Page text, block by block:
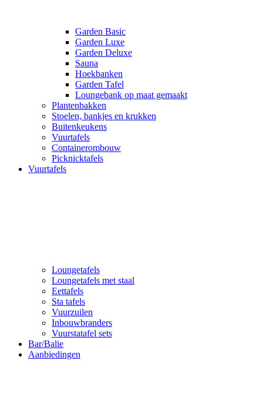
Garden Basic
Garden Luxe
Garden Deluxe
Sauna
Hoekbanken
Garden Tafel
Loungebank op maat gemaakt
Plantenbakken
Stoelen, bankjes en krukken
Buitenkeukens
Vuurtafels
Containerombouw
Picknicktafels
Vuurtafels
Loungetafels
Loungetafels met staal
Eettafels
Sta tafels
Vuurzuilen
Inbouwbranders
Vuurstatafel sets
Bar/Balie
Aanbiedingen